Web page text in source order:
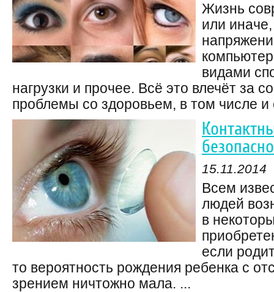
Жизнь
или
видами
нагрузки и прочее. Всё это влечёт за
проблемы со здоровьем, в том числе
15.11.2014
Всем
людей
в
если
то вероятность рождения ребенка с
зрением ничтожно мала. ...